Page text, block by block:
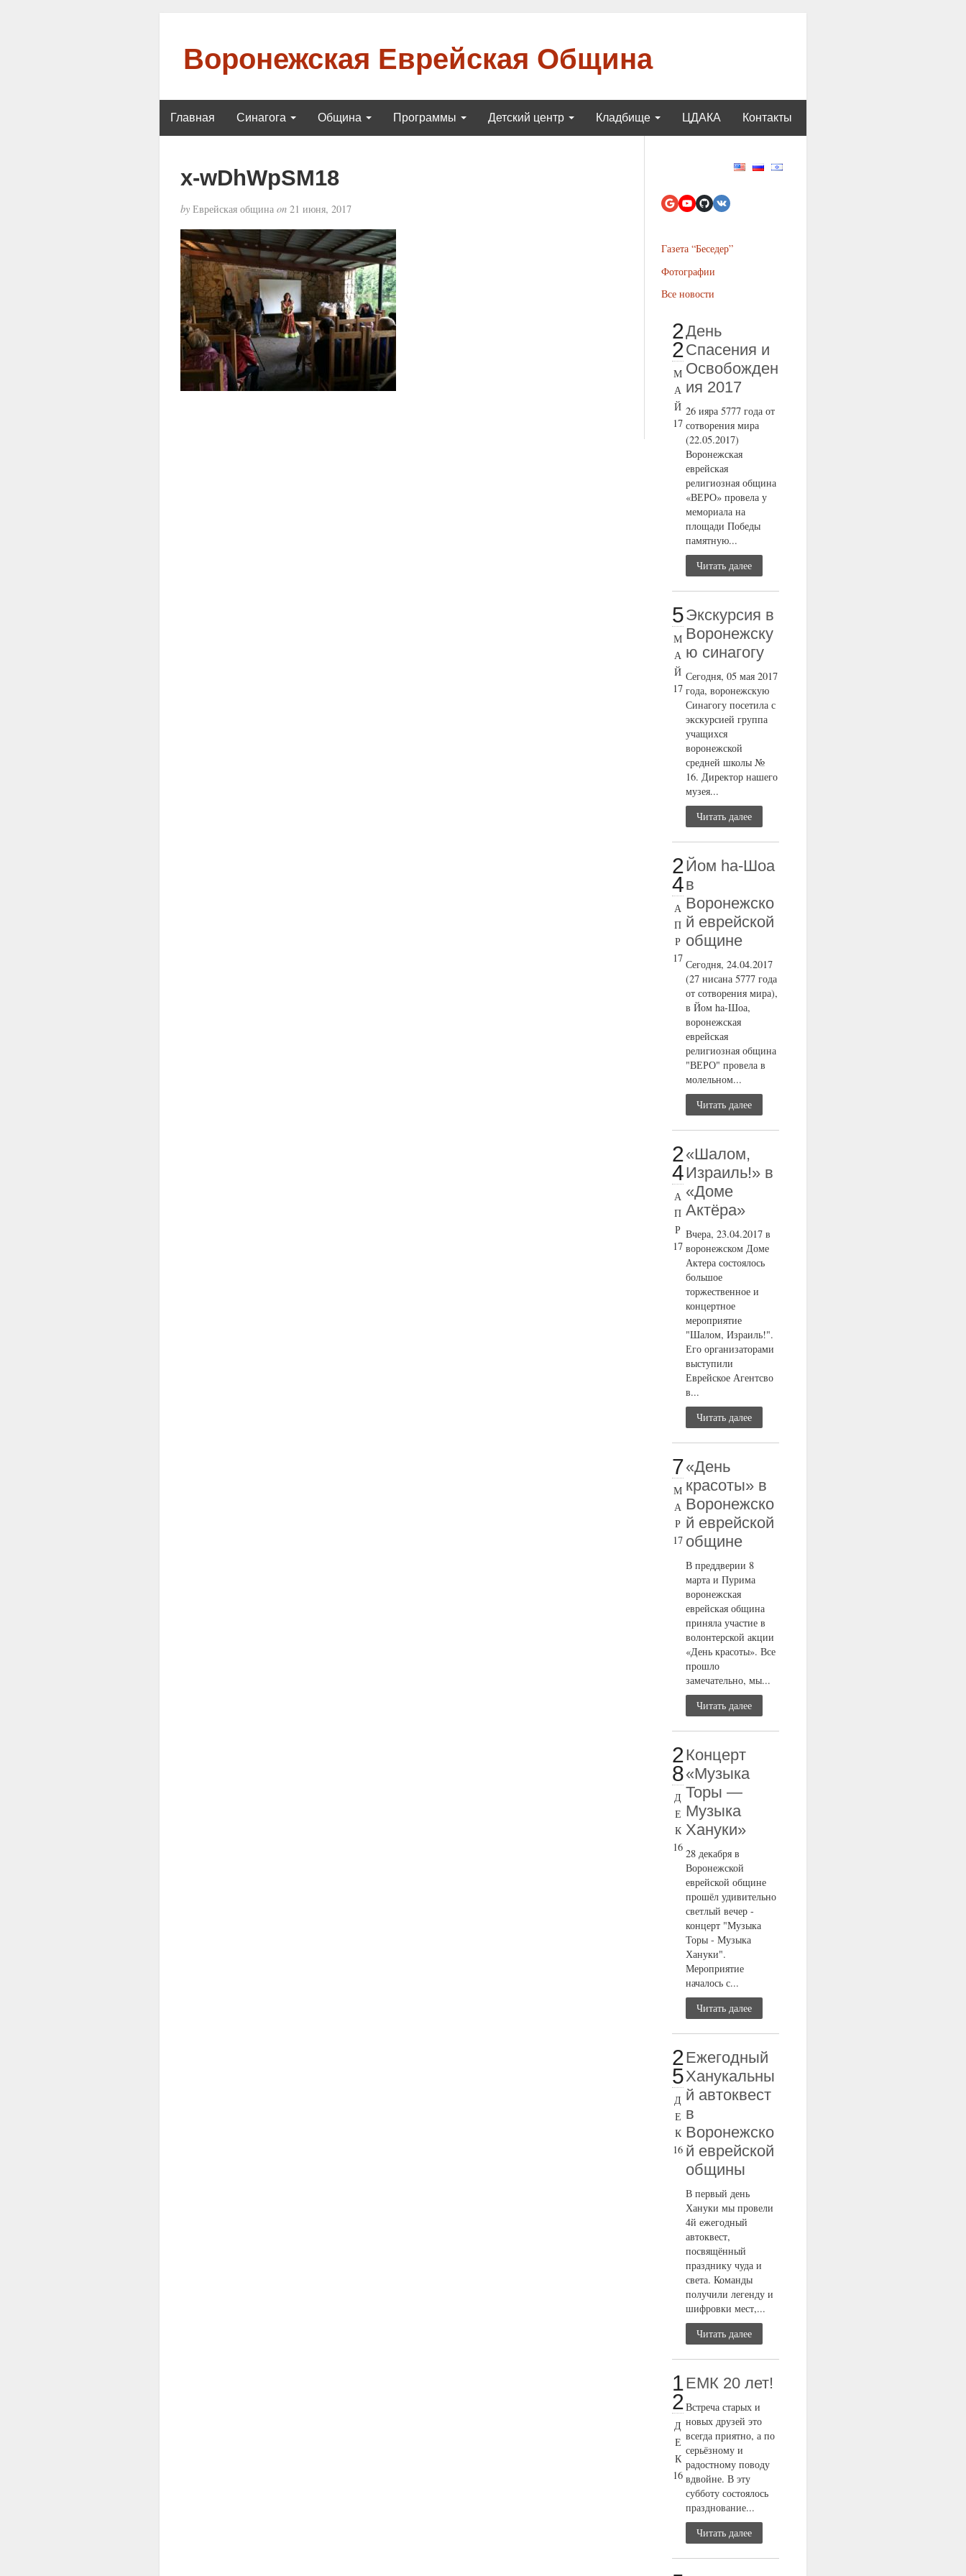
Воронежская Еврейская Община
Главная Синагога Община Программы Детский центр Кладбище ЦДАКА Контакты
x-wDhWpSM18
byЕврейская община on21 июня, 2017
Газета “Беседер”
Фотографии
Все новости
2
2
М
А
Й
17
День
Спасения и
Освобожден
ия 2017
26 ияра 5777 года от
сотворения мира
(22.05.2017)
Воронежская
еврейская
религиозная община
«ВЕРО» провела у
мемориала на
площади Победы
памятную...
Читать далее
5
М
А
Й
17
Экскурсия в
Воронежску
ю синагогу
Сегодня, 05 мая 2017
года, воронежскую
Синагогу посетила с
экскурсией группа
учащихся
воронежской
средней школы №
16. Директор нашего
музея...
Читать далее
2
4
А
П
Р
17
Йом ha-Шоа
в
Воронежско
й еврейской
общине
Сегодня, 24.04.2017
(27 нисана 5777 года
от сотворения мира),
в Йом ha-Шоа,
воронежская
еврейская
религиозная община
"ВЕРО" провела в
молельном...
Читать далее
2
4
А
П
Р
17
«Шалом,
Израиль!» в
«Доме
Актёра»
Вчера, 23.04.2017 в
воронежском Доме
Актера состоялось
большое
торжественное и
концертное
мероприятие
"Шалом, Израиль!".
Его организаторами
выступили
Еврейское Агентсво
в...
Читать далее
7
М
А
Р
17
«День
красоты» в
Воронежско
й еврейской
общине
В преддверии 8
марта и Пурима
воронежская
еврейская община
приняла участие в
волонтерской акции
«День красоты». Все
прошло
замечательно, мы...
Читать далее
2
8
Д
Е
К
16
Концерт
«Музыка
Торы —
Музыка
Хануки»
28 декабря в
Воронежской
еврейской общине
прошёл удивительно
светлый вечер -
концерт "Музыка
Торы - Музыка
Хануки".
Мероприятие
началось с...
Читать далее
2
5
Д
Е
К
16
Ежегодный
Ханукальны
й автоквест
в
Воронежско
й еврейской
общины
В первый день
Хануки мы провели
4й ежегодный
автоквест,
посвящённый
празднику чуда и
света. Команды
получили легенду и
шифровки мест,...
Читать далее
1
2
Д
Е
К
16
ЕМК 20 лет!
Встреча старых и
новых друзей это
всегда приятно, а по
серьёзному и
радостному поводу
вдвойне. В эту
субботу состоялось
празднование...
Читать далее